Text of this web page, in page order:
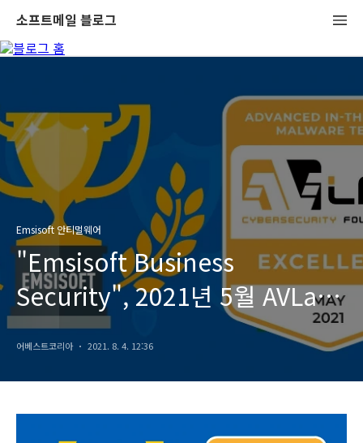
소프트메일 블로그
Emsisoft 안티멀웨어
"Emsisoft Business
Security", 2021년 5월 AVLab
테스트에서 'Excellent' 배지
수상
어베스트코리아 2021. 8. 4. 12:36